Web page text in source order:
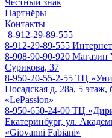
Честный знак
Партнёры
Контакты
8-912-29-89-555
8-912-29-89-555
8-908-90-90-920 Магазин
Сурикова, 37
8-950-20-55-2-55 ТЦ
Посадская д. 28а, 5
«LePassion»
8-950-650-24-00 ТЦ
Екатеринбург, ул.
«Giovanni Fabiani»